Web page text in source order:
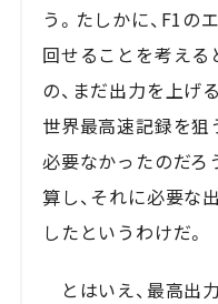
う。たしかに、F1
回せることを考える
の、まだ出力を上げ
世界最高速記録を狙
必要なかったのだろ
算し、それに必要な
したというわけだ。
とはいえ、最高出